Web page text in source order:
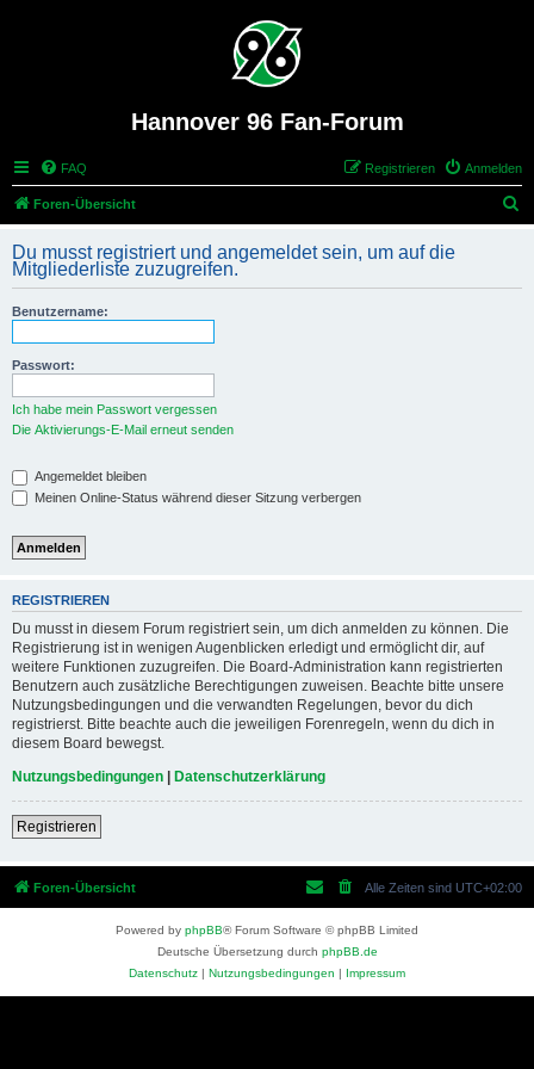
Hannover 96 Fan-Forum
FAQ Anmelden
Registrieren
Foren-Übersicht
h
Du musst registriert und angemeldet sein, um auf die
Mitgliederliste zuzugreifen.
Benutzername:
Passwort:
Ich habe mein Passwort vergessen
Die Aktivierungs-E-Mail erneut senden
Angemeldet bleiben
Meinen Online-Status während dieser Sitzung verbergen
REGISTRIEREN
Du musst in diesem Forum registriert sein, um dich anmelden zu können. Die
Registrierung ist in wenigen Augenblicken erledigt und ermöglicht dir, auf
weitere Funktionen zuzugreifen. Die Board-Administration kann registrierten
Benutzern auch zusätzliche Berechtigungen zuweisen. Beachte bitte unsere
Nutzungsbedingungen und die verwandten Regelungen, bevor du dich
registrierst. Bitte beachte auch die jeweiligen Forenregeln, wenn du dich in
diesem Board bewegst.
Nutzungsbedingungen | Datenschutzerklärung
Registrieren
Foren-Übersicht Alle Zeiten sind UTC+02:00
Powered by phpBB® Forum Software © phpBB Limited
Deutsche Übersetzung durch phpBB.de
Datenschutz | Nutzungsbedingungen | Impressum